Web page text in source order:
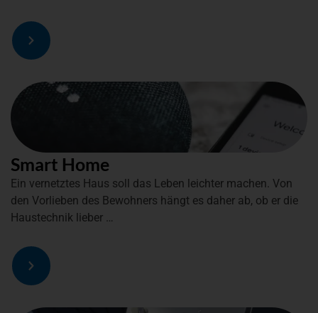
Smart Home
Ein vernetztes Haus soll das Leben leichter machen. Von
den Vorlieben des Bewohners hängt es daher ab, ob er die
Haustechnik lieber …